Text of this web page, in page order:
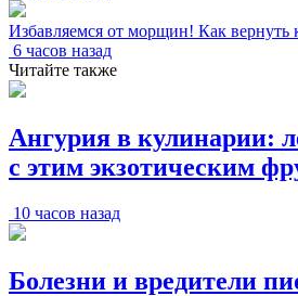
Избавляемся от морщин! Как вернуть
6 часов назад
Читайте также
Ангурия в кулинарии:
с этим экзотическим
10 часов назад
Болезни и вредители